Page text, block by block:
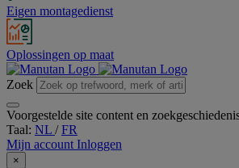
Eigen montagedienst
Oplossingen op maat
Zoek
Voorgestelde site content en
Taal: NL /FR
Mijn account Inloggen
×